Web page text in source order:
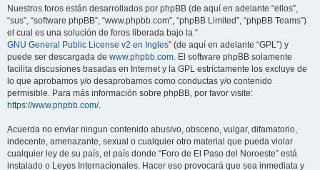
Nuestros foros están desarrollados por phpBB (de aquí en adelante “ellos”,
“sus”, “software phpBB”, “www.phpbb.com”, “phpBB Limited”, “phpBB Teams”)
el cual es una solución de foros liberada bajo la “
GNU General Public License v2 en Ingles” (de aquí en adelante “GPL”) y
puede ser descargada de www.phpbb.com. El software phpBB solamente
facilita discusiones basadas en Internet y la GPL estrictamente los excluye de
lo que aprobamos y/o desaprobamos como conductas y/o contenido
permisible. Para más información sobre phpBB, por favor visite:
https://www.phpbb.com/.
Acuerda no enviar ningun contenido abusivo, obsceno, vulgar, difamatorio,
indecente, amenazante, sexual o cualquier otro material que pueda violar
cualquier ley de su país, el país donde “Foro de El Paso del Noroeste” está
instalado o Leyes Internacionales. Hacer eso provocará que sea inmediata y